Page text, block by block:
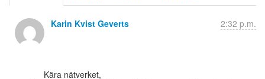
Karin Kvist Geverts 2:32 p.m.